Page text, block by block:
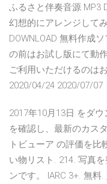
ふるさと伴奏音源 MP3
幻想的にアレンジして
DOWNLOAD 無料作成
の前はお試し版にて動
ご利用いただけるのは
2020/04/24 2020/07/07
2017年10月13日 をダ
を確認し、最新のカス
トビューア の評価を
い物リスト. 214. 写真
ンです。 IARC 3+. 無